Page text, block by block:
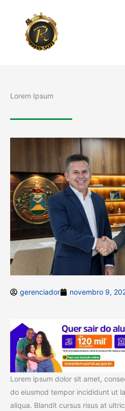
conteúdo
Lorem Ipsum
gerenciador novembro 9,
Lorem ipsum dolor sit amet,
do eiusmod tempor incididunt ut
aliqua. Blandit cursus risus at